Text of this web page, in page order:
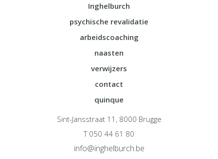
Inghelburch
psychische revalidatie
arbeidscoaching
naasten
verwijzers
contact
quinque
Sint-Jansstraat 11, 8000 Brugge
T 050 44 61 80
info@inghelburch.be